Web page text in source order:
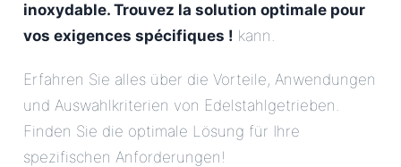
inoxydable. Trouvez la solution optimale pour
vos exigences spécifiques ! kann.
Erfahren Sie alles über die Vorteile, Anwendungen
und Auswahlkriterien von Edelstahlgetrieben.
Finden Sie die optimale Lösung für Ihre
spezifischen Anforderungen!